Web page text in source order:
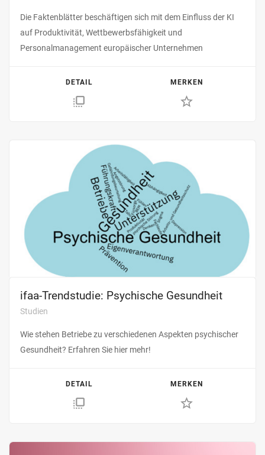
Die Faktenblätter beschäftigen sich mit dem Einfluss der KI
auf Produktivität, Wettbewerbsfähigkeit und
Personalmanagement europäischer Unternehmen
DETAIL
flip_to_front
MERKEN
star_border
ifaa-Trendstudie: Psychische Gesundheit
Studien
Wie stehen Betriebe zu verschiedenen Aspekten psychischer
Gesundheit? Erfahren Sie hier mehr!
DETAIL
flip_to_front
MERKEN
star_border